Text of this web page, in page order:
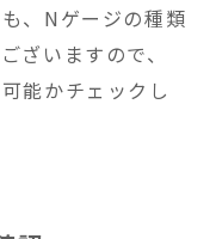
、Nゲージの種類
ざいますので、
能かチェックし